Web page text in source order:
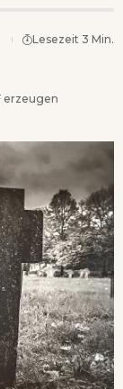
erzeugen
Lesezeit 3 Min.